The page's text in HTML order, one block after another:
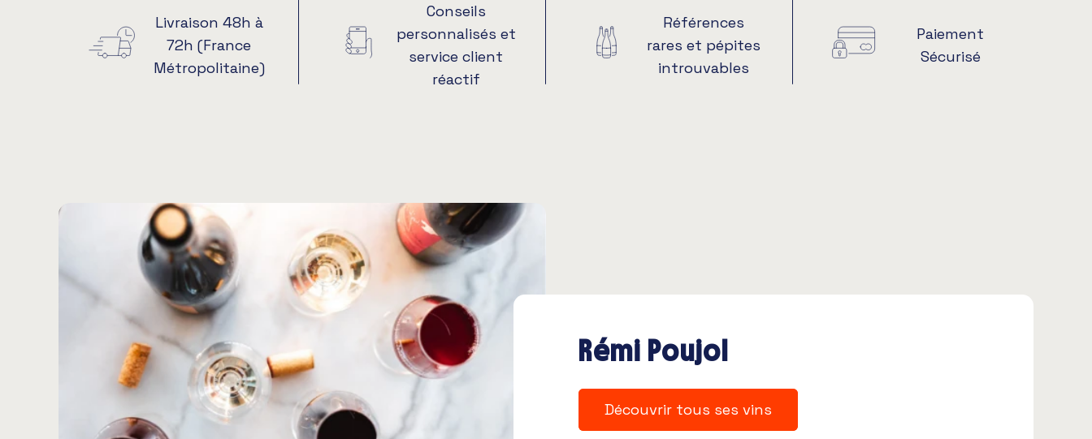
Livraison 48h à
72h (France
Métropolitaine)
Conseils
personnalisés et
service client
réactif
Références
rares et pépites
introuvables
Paiement
Sécurisé
Rémi Poujol
Découvrir tous ses vins